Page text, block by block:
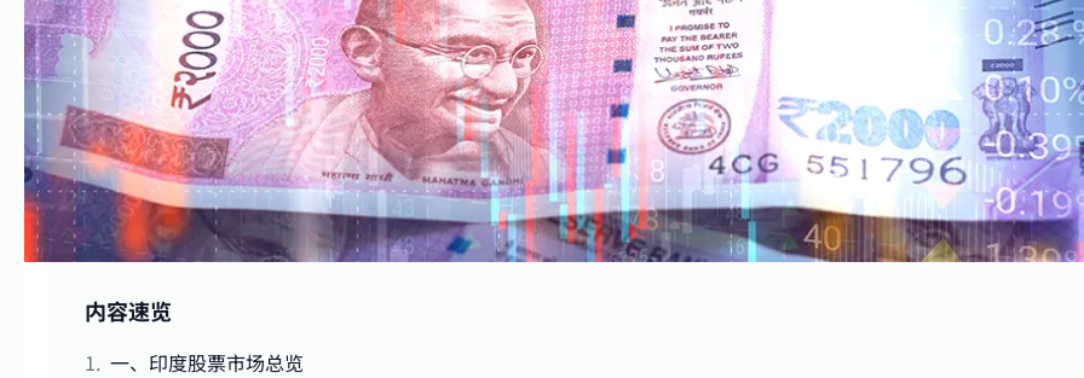
内容速览
一、印度股票市场总览